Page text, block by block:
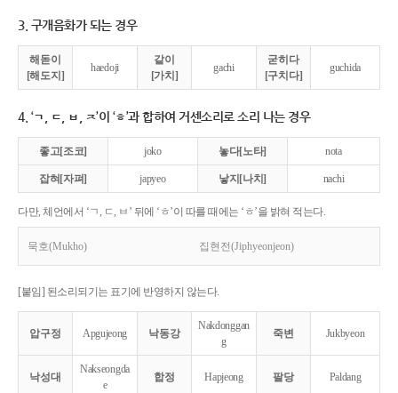
3. 구개음화가 되는 경우
해돋이
[해도지]
haedoji
같이
[가치]
gachi
굳히다
[구치다]
guchida
4. ‘ㄱ, ㄷ, ㅂ, ㅈ’이 ‘ㅎ’과 합하여 거센소리로 소리 나는 경우
좋고[조코] joko 놓다[노타] nota
잡혀[자펴] japyeo 낳지[나치] nachi
다만, 체언에서 ‘ㄱ, ㄷ, ㅂ’ 뒤에 ‘ㅎ’이 따를 때에는 ‘ㅎ’을 밝혀 적는다.
묵호(Mukho) 집현전(Jiphyeonjeon)
[붙임] 된소리되기는 표기에 반영하지 않는다.
압구정 Apgujeong 낙동강
Nakdonggan
g
죽변 Jukbyeon
낙성대
Nakseongda
e
합정 Hapjeong 팔당 Paldang